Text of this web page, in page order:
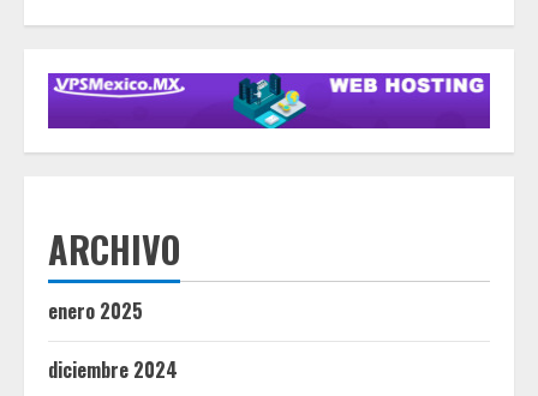
ARCHIVO
enero 2025
diciembre 2024